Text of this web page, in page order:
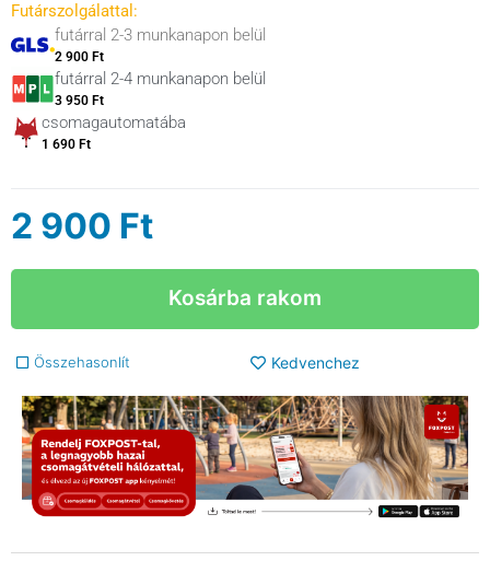
Futárszolgálattal:
futárral 2-3 munkanapon belül
2 900 Ft
futárral 2-4 munkanapon belül
3 950 Ft
csomagautomatába
1 690 Ft
2 900 Ft
Kosárba rakom
Összehasonlít Kedvenchez